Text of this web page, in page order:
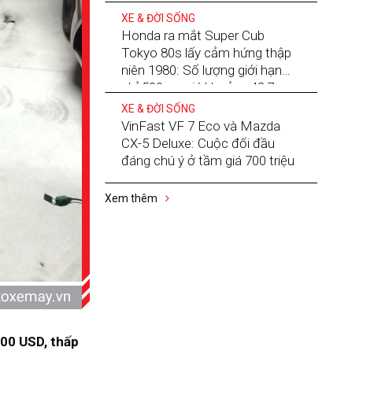
USD, thấp
XE & ĐỜI SỐNG
Honda ra mắt Super Cub
Tokyo 80s lấy cảm hứng thập
niên 1980: Số lượng giới hạn
chỉ 500 xe, giá khoảng 42,7
triệu đồng
XE & ĐỜI SỐNG
VinFast VF 7 Eco và Mazda
CX-5 Deluxe: Cuộc đối đầu
đáng chú ý ở tầm giá 700 triệu
Xem thêm